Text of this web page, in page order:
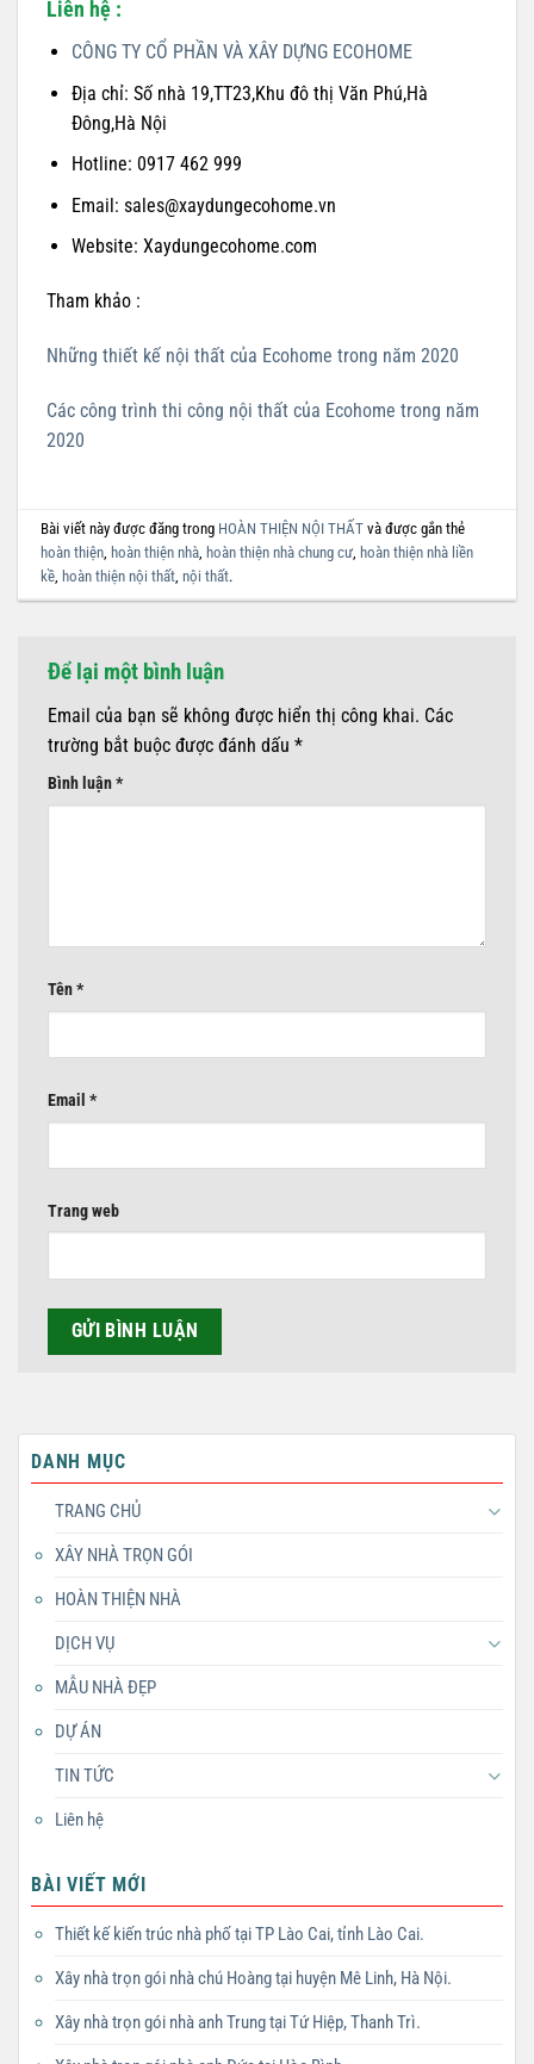
Liên hệ :
CÔNG TY CỔ PHẦN VÀ XÂY DỰNG ECOHOME
Địa chỉ: Số nhà 19,TT23,Khu đô thị Văn Phú,Hà
Đông,Hà Nội
Hotline: 0917 462 999
Email: sales@xaydungecohome.vn
Website: Xaydungecohome.com
Tham khảo :
Những thiết kế nội thất của Ecohome trong năm 2020
Các công trình thi công nội thất của Ecohome trong năm
2020
Bài viết này được đăng trong HOÀN THIỆN NỘI THẤT và được gắn thẻ
hoàn thiện hoàn thiện nhà hoàn thiện nhà chung cư hoàn thiện nhà liền
kề hoàn thiện nội thất ,nội thất.
Để lại một bình luận
Email của bạn sẽ không được hiển thị công khai. Các
trường bắt buộc được đánh dấu *
Bình luận*
Tên*
Email *
Trang web
DANH MỤC
TRANG CHỦ
XÂY NHÀ TRỌN GÓI
HOÀN THIỆN NHÀ
DỊCH VỤ
MẪU NHÀ ĐẸP
DỰ ÁN
TIN TỨC
Liên hệ
BÀI VIẾT MỚI
Thiết kế kiến trúc nhà phố tại TP Lào Cai, tỉnh Lào Cai.
Xây nhà trọn gói nhà chú Hoàng tại huyện Mê Linh, Hà Nội.
Xây nhà trọn gói nhà anh Trung tại Tứ Hiệp, Thanh Trì.